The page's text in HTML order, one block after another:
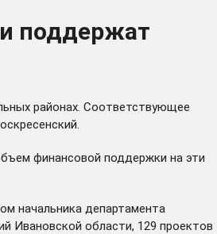
поддержат
районах. Соответствующее
финансовой поддержки на эти
начальника департамента
Ивановской области, 129 проектов